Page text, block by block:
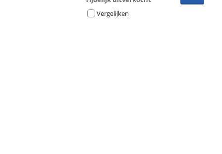
Vergelijken